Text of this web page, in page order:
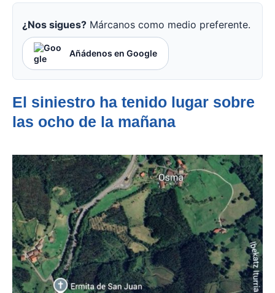
¿Nos sigues? Márcanos como medio preferente.
Añádenos en Google
El siniestro ha tenido lugar sobre
las ocho de la mañana